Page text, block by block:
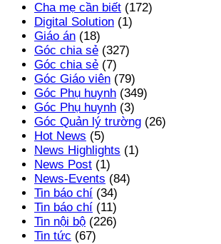
Cha mẹ cần biết (172)
Digital Solution (1)
Giáo án (18)
Góc chia sẻ (327)
Góc chia sẻ (7)
Góc Giáo viên (79)
Góc Phụ huynh (349)
Góc Phụ huynh (3)
Góc Quản lý trường (26)
Hot News (5)
News Highlights (1)
News Post (1)
News-Events (84)
Tin báo chí (34)
Tin báo chí (11)
Tin nội bộ (226)
Tin tức (67)